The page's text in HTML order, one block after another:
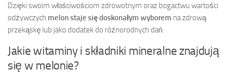
Dzięki swoim właściwościom zdrowotnym oraz bogactwu wartości
odżywczych melon staje się doskonałym wyborem na zdrową
przekąskę lub jako dodatek do różnorodnych dań.
Jakie witaminy i składniki mineralne znajdują
się w melonie?